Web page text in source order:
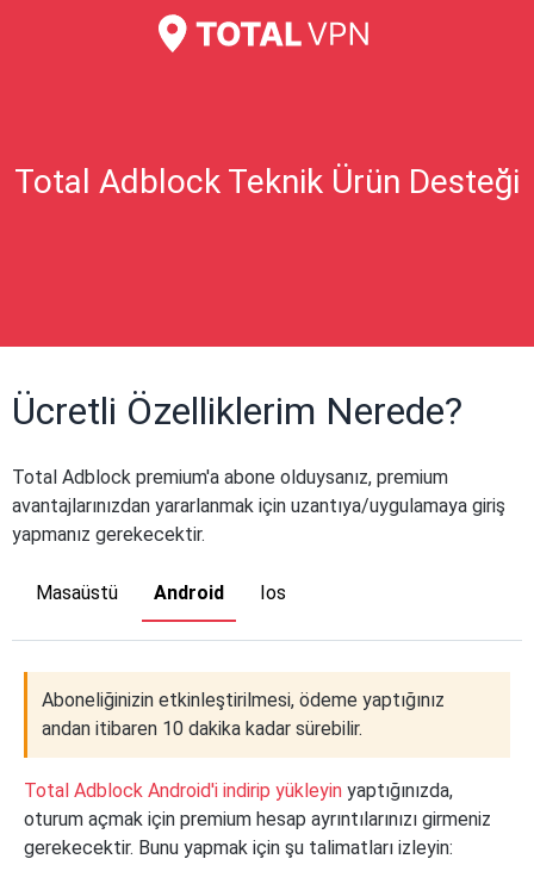
Total Adblock Teknik Ürün Desteği
Ücretli Özelliklerim Nerede?
Total Adblock premium'a abone olduysanız, premium
avantajlarınızdan yararlanmak için uzantıya/uygulamaya giriş
yapmanız gerekecektir.
Masaüstü Android Ios
Aboneliğinizin etkinleştirilmesi, ödeme yaptığınız
andan itibaren 10 dakika kadar sürebilir.
Total Adblock Android'i indirip yükleyin yaptığınızda,
oturum açmak için premium hesap ayrıntılarınızı girmeniz
gerekecektir. Bunu yapmak için şu talimatları izleyin: